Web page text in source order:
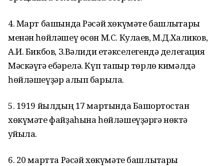
4. Март башында Рәсәй хөкүмәте башлыҡтары
менән һөйләшеү өсөн М.С. Кулаев, М.Д.Халиков,
А.И. Бикбов, З.Вәлиди етәкселегендә делегация
Мәскәүгә ебәрелә. Күп тапҡыр төрлө кимәлдә
һөйләшеүҙәр алып барыла.
5. 1919 йылдың 17 мартында Башҡортостан
хөкүмәте файҙаһына һөйләшеүҙәргә нөктә
ҡуйыла.
6. 20 мартта Рәсәй хөкүмәте башлыҡтары